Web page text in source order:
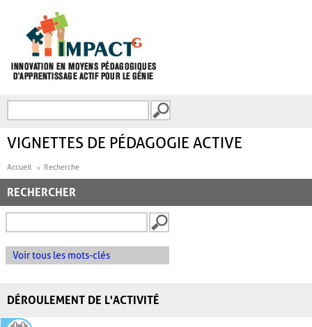
FORMULAIRE DE
VIGNETTES DE PÉDAGOGIE ACTIVE
Accueil Recherche
RECHERCHER
Voir tous les mots-clés
DÉROULEMENT DE L'ACTIVITÉ